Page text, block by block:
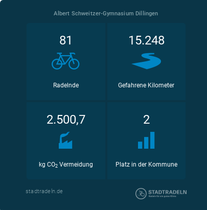
Albert Schweitzer-Gymnasium Dillingen
81
Radelnde
15.248
Gefahrene Kilometer
2.500,7
kg CO2Vermeidung
2
Platz in der Kommune
stadtradeln.de